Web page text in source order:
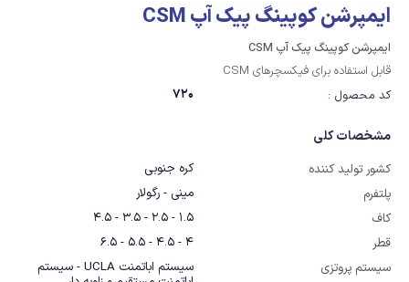
ایمپرشن کوپینگ پیک آپ CSM
ایمپرشن کوپینگ پیک آپ CSM
قابل استفاده برای فیکسچرهای CSM
کد محصول :
720
مشخصات کلی
کشور تولید کننده
کره جنوبی
پلتفرم
مینی - رگولار
کاف
1.5 - 2.5 - 3.5 - 4.5
قطر
4 - 4.5 - 5.5 - 6.5
سیستم پروتزی
سیستم اباتمنت UCLA - سیستم